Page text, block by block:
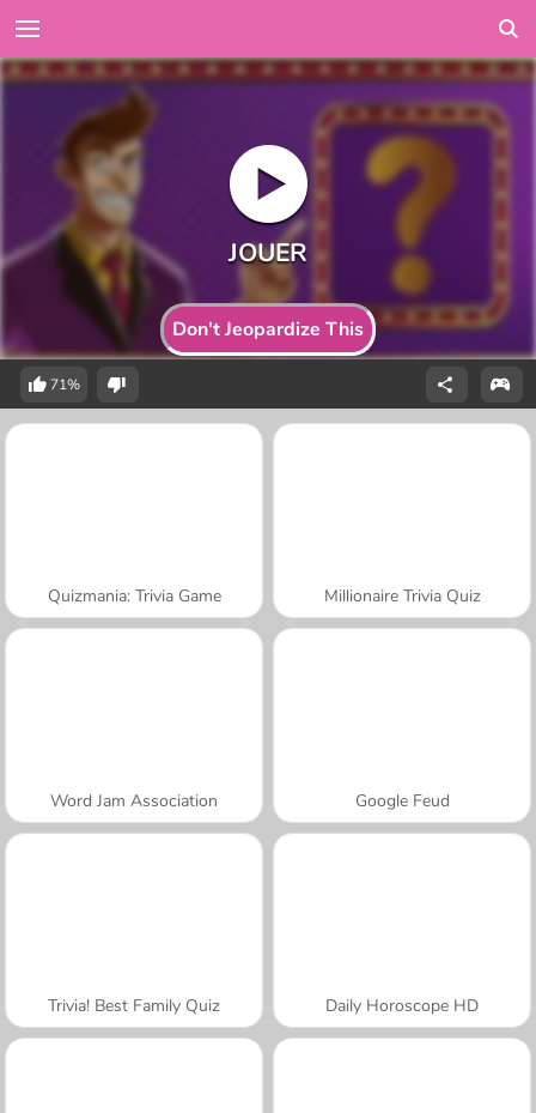
Don't Jeopardize This
71%
Quizmania: Trivia Game Millionaire Trivia Quiz
Word Jam Association Google Feud
Trivia! Best Family Quiz Daily Horoscope HD